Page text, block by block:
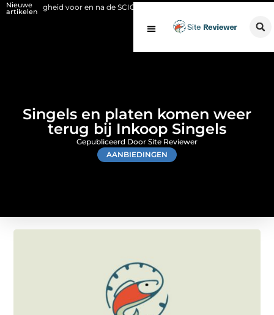
Nieuwe
artikelenvoor en na de SCIOS-keuring van de stookinstallatie
Singels en platen komen weer
terug bij Inkoop Singels
AANBIEDINGEN
Gepubliceerd Door Site Reviewer